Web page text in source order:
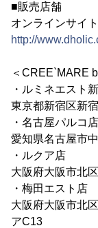
■販売店舗
オンラインサイ
http://
＜CREE`MARE
・ルミネエスト
東京都新宿区新
・名古屋パルコ店
愛知県名古屋市
・ルクア店
大阪府大阪市北
・梅田エスト店
大阪府大阪市北
アC13